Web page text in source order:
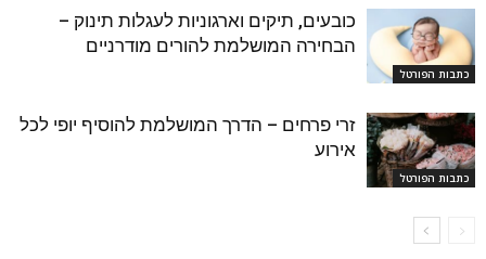
כתבות הפורטל
כובעים, תיקים וארגוניות לעגלות תינוק –
הבחירה המושלמת להורים מודרניים
כתבות הפורטל
זרי פרחים – הדרך המושלמת להוסיף יופי לכל
אירוע